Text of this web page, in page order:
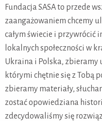
Fundacja SASA to przede
zaangażowaniem chcemy
całym świecie i przywrócić
lokalnych społeczności w
Ukraina i Polska, zbieramy
którymi chętnie się z Tobą
zbieramy materiały,
zostać opowiedziana
zdecydowaliśmy się